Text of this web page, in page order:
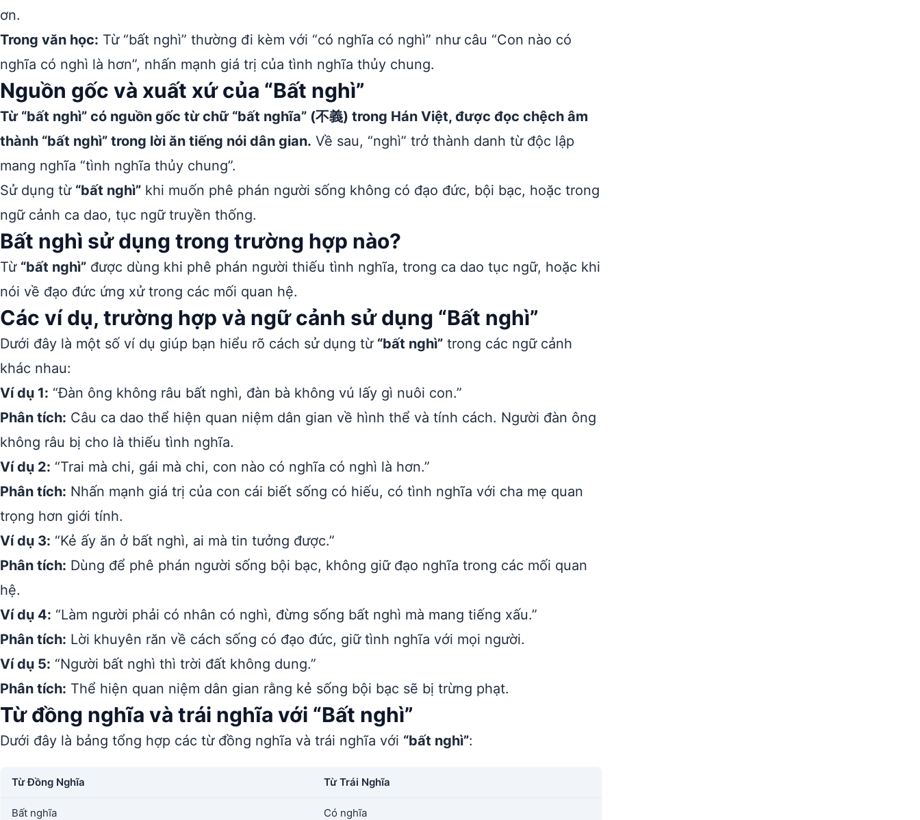
ơn.
Trong văn học: Từ “bất nghì” thường đi kèm với “có nghĩa có nghì” như câu “Con nào có
nghĩa có nghì là hơn”, nhấn mạnh giá trị của tình nghĩa thủy chung.
Nguồn gốc và xuất xứ của “Bất nghì”
Từ “bất nghì” có nguồn gốc từ chữ “bất nghĩa” (不義) trong Hán Việt, được đọc chệch âm
thành “bất nghì” trong lời ăn tiếng nói dân gian. Về sau, “nghì” trở thành danh từ độc lập
mang nghĩa “tình nghĩa thủy chung”.
Sử dụng từ “bất nghì” khi muốn phê phán người sống không có đạo đức, bội bạc, hoặc trong
ngữ cảnh ca dao, tục ngữ truyền thống.
Bất nghì sử dụng trong trường hợp nào?
Từ “bất nghì” được dùng khi phê phán người thiếu tình nghĩa, trong ca dao tục ngữ, hoặc khi
nói về đạo đức ứng xử trong các mối quan hệ.
Các ví dụ, trường hợp và ngữ cảnh sử dụng “Bất nghì”
Dưới đây là một số ví dụ giúp bạn hiểu rõ cách sử dụng từ “bất nghì” trong các ngữ cảnh
khác nhau:
Ví dụ 1: “Đàn ông không râu bất nghì, đàn bà không vú lấy gì nuôi con.”
Phân tích: Câu ca dao thể hiện quan niệm dân gian về hình thể và tính cách. Người đàn ông
không râu bị cho là thiếu tình nghĩa.
Ví dụ 2: “Trai mà chi, gái mà chi, con nào có nghĩa có nghì là hơn.”
Phân tích: Nhấn mạnh giá trị của con cái biết sống có hiếu, có tình nghĩa với cha mẹ quan
trọng hơn giới tính.
Ví dụ 3: “Kẻ ấy ăn ở bất nghì, ai mà tin tưởng được.”
Phân tích: Dùng để phê phán người sống bội bạc, không giữ đạo nghĩa trong các mối quan
hệ.
Ví dụ 4: “Làm người phải có nhân có nghì, đừng sống bất nghì mà mang tiếng xấu.”
Phân tích: Lời khuyên răn về cách sống có đạo đức, giữ tình nghĩa với mọi người.
Ví dụ 5: “Người bất nghì thì trời đất không dung.”
Phân tích: Thể hiện quan niệm dân gian rằng kẻ sống bội bạc sẽ bị trừng phạt.
Từ đồng nghĩa và trái nghĩa với “Bất nghì”
Dưới đây là bảng tổng hợp các từ đồng nghĩa và trái nghĩa với “bất nghì”:
Từ Đồng Nghĩa Từ Trái Nghĩa
Bất nghĩa Có nghĩa